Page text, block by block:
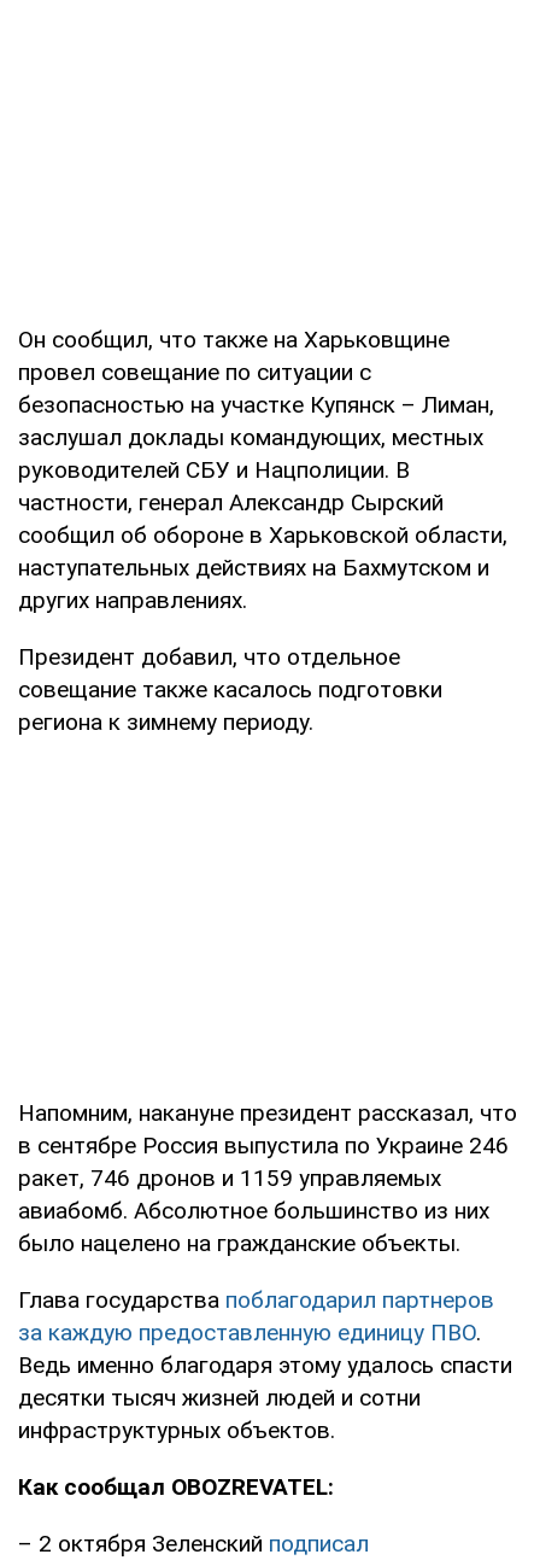
Он сообщил, что также на Харьковщине
провел совещание по ситуации с
безопасностью на участке Купянск – Лиман,
заслушал доклады командующих, местных
руководителей СБУ и Нацполиции. В
частности, генерал Александр Сырский
сообщил об обороне в Харьковской области,
наступательных действиях на Бахмутском и
других направлениях.
Президент добавил, что отдельное
совещание также касалось подготовки
региона к зимнему периоду.
Напомним, накануне президент рассказал, что
в сентябре Россия выпустила по Украине 246
ракет, 746 дронов и 1159 управляемых
авиабомб. Абсолютное большинство из них
было нацелено на гражданские объекты.
Глава государства поблагодарил партнеров
за каждую предоставленную единицу ПВО.
Ведь именно благодаря этому удалось спасти
десятки тысяч жизней людей и сотни
инфраструктурных объектов.
Как сообщал OBOZREVATEL:
– 2 октября Зеленский подписал